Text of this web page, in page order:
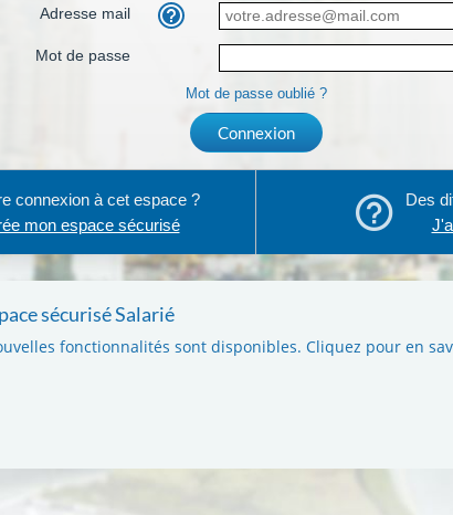
Adresse mail
Mot de passe
Mot de passe oublié ?
Connexion
connexion à cet espace ?
mon espace sécurisé
Des
sécurisé Salarié
fonctionnalités sont disponibles. Cliquez pour en